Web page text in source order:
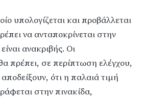
υπολογίζεται και προβάλλεται
να ανταποκρίνεται στην
ανακριβής. Οι
πρέπει, σε περίπτωση ελέγχου,
ότι η παλαιά τιμή
στην πινακίδα,